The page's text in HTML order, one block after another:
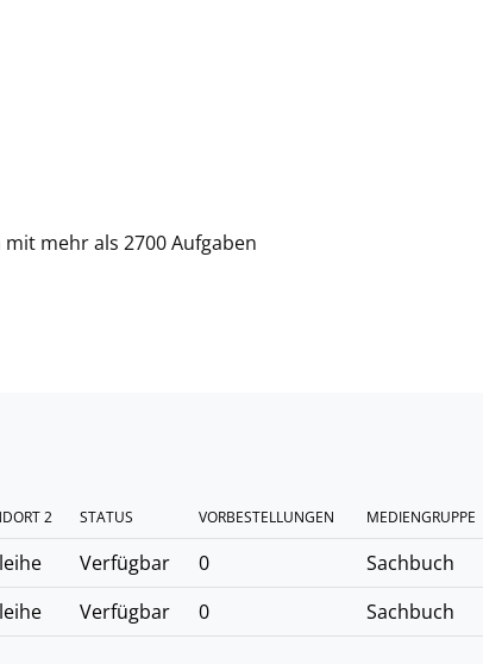
mehr als 2700 Aufgaben
2 STATUS VORBESTELLUNGEN MEDIENGRUPPE
Verfügbar 0
Sachbuch
Verfügbar 0 Sachbuch